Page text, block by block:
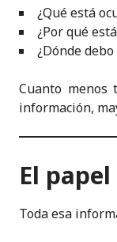
¿Qué está
¿Por qué
¿Dónde
Cuanto
información,
El
Toda esa